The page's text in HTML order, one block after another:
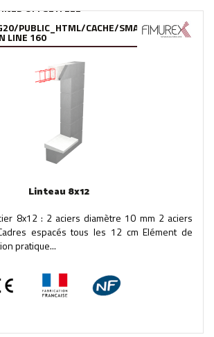
OFFSET: 222
PUBLIC_HTML/CACHE/SMARTY/
LINE 160
Linteau 8x12
8x12 : 2 aciers diamètre 10 mm 2 aciers
espacés tous les 12 cm Elément de
pratique...